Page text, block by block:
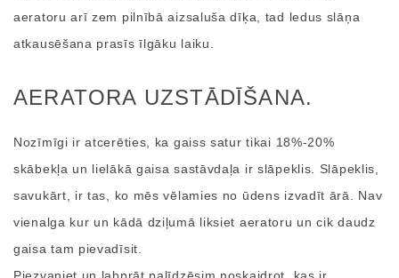
aeratoru arī zem pilnībā aizsaluša dīķa, tad ledus slāņa
atkausēšana prasīs īlgāku laiku.
AERATORA UZSTĀDĪŠANA.
Nozīmīgi ir atcerēties, ka gaiss satur tikai 18%-20%
skābekļa un lielākā gaisa sastāvdaļa ir slāpeklis. Slāpeklis,
savukārt, ir tas, ko mēs vēlamies no ūdens izvadīt ārā. Nav
vienalga kur un kādā dziļumā liksiet aeratoru un cik daudz
gaisa tam pievadīsit.